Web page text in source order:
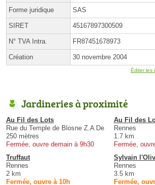
Forme juridique SAS
SIRET 45167897300509
N° TVA Intra. FR87451678973
Création 30 novembre 2004
Éditer les
Jardineries à proximité
Au Fil des Lots
Rue du Temple de Blosne Z.A De
250 mètres
Fermée, ouvre demain à 9h30
Au Fil des
Rennes
1.7 km
Fermée,
Truffaut
Rennes
2 km
Fermée, ouvre à 10h
Sylvain
Rennes
3.5 km
Fermée,